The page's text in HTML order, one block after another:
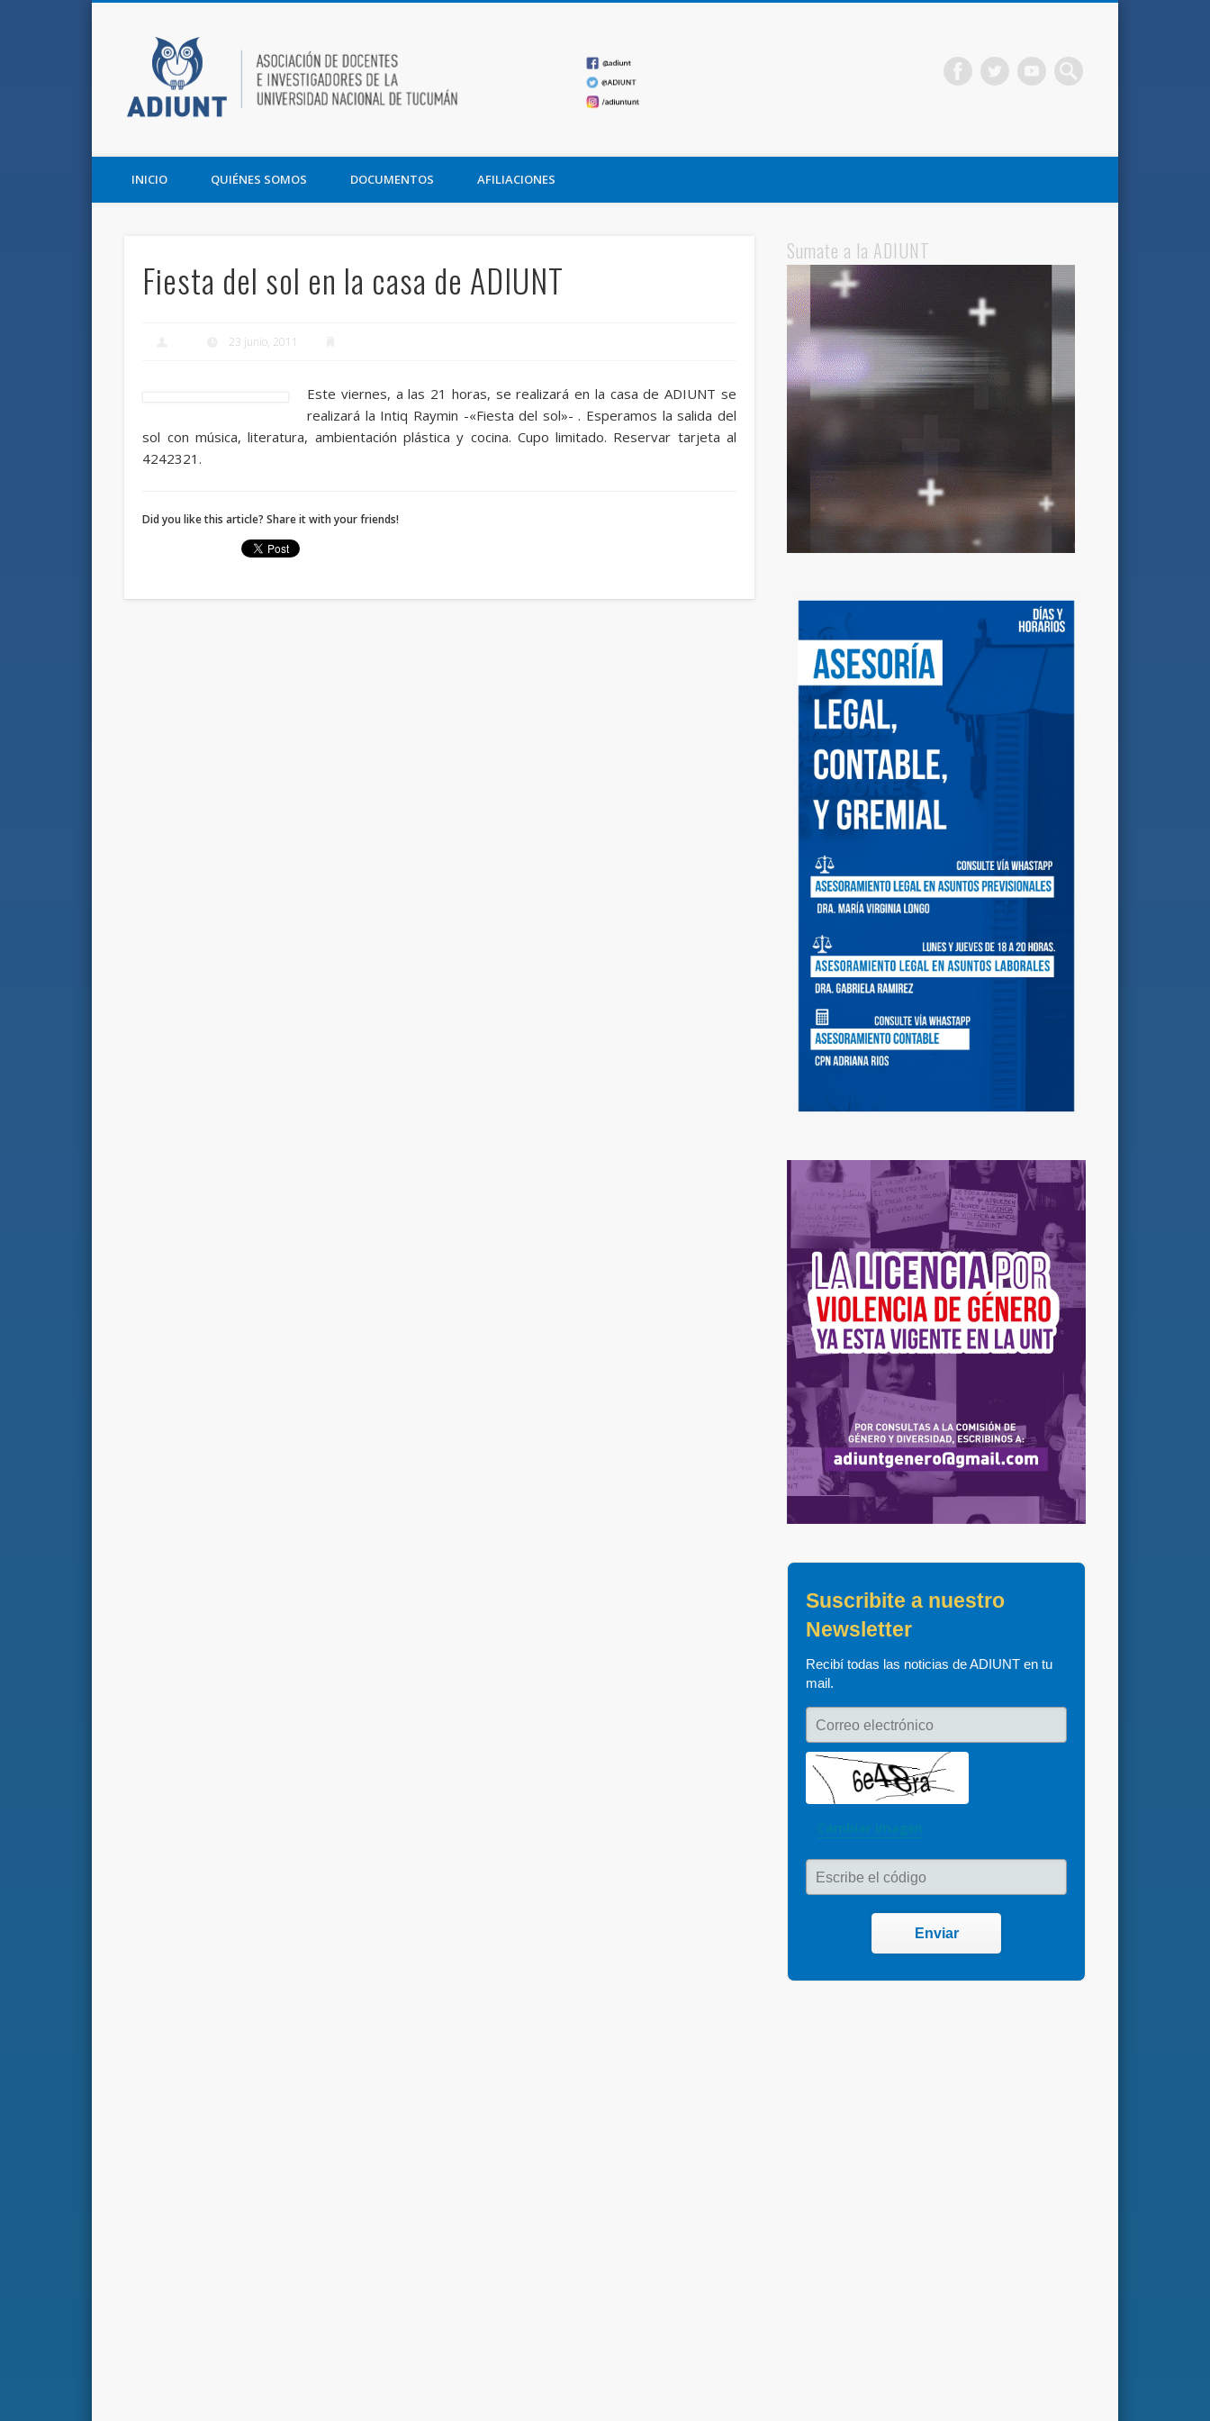
Asociación de Docentes e Investigadores de la UNT y la Fundación Miguel Lillo
INICIO QUIÉNES SOMOS DOCUMENTOS AFILIACIONES
Fiesta del sol en la casa de ADIUNT
23 junio, 2011
Este viernes, a las 21 horas, se realizará en la casa de ADIUNT se
realizará la Intiq Raymin -«Fiesta del sol»- . Esperamos la salida del
sol con música, literatura, ambientación plástica y cocina. Cupo limitado. Reservar tarjeta al
4242321.
Did you like this article? Share it with your friends!
Sumate a la ADIUNT
Suscribite a nuestro
Newsletter
Recibí todas las noticias de ADIUNT en tu
mail.
Correo electrónico
Cambiar imagen
Escribe el código